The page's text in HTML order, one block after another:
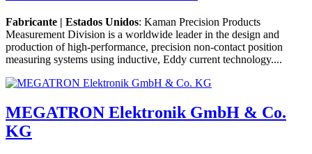
Fabricante | Estados Unidos: Kaman Precision Products
Measurement Division is a worldwide leader in the design and
production of high-performance, precision non-contact position
measuring systems using inductive, Eddy current technology....
MEGATRON Elektronik GmbH & Co.
KG